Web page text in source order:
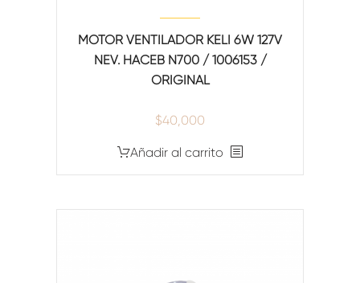
MOTOR VENTILADOR KELI 6W 127V
NEV. HACEB N700 / 1006153 /
ORIGINAL
$40,000
Añadir al carrito